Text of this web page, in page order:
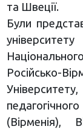
та Швеції.
Були
Російсько-
(Вірменія),